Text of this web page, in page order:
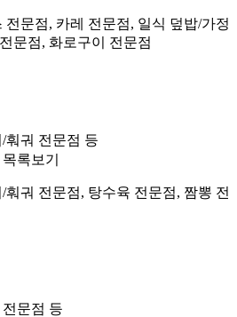
문점, 카레 전문점, 일식 덮밥/가정
문점, 화로구이 전문점
훠궈 전문점 등
목록보기
궈 전문점, 탕수육 전문점, 짬뽕 전
문점 등